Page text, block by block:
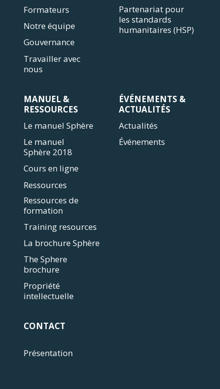
Formateurs
Notre équipe
Gouvernance
Travailler avec
nous
Partenariat pour
les standards
humanitaires (HSP)
MANUEL &
RESSOURCES
Le manuel Sphère
Le manuel
Sphère 2018
Cours en ligne
Ressources
Ressources de
formation
Training resources
La brochure Sphère
The Sphere
brochure
Propriété
intellectuelle
ÉVÉNEMENTS &
ACTUALITÉS
Actualités
Événements
CONTACT
Présentation